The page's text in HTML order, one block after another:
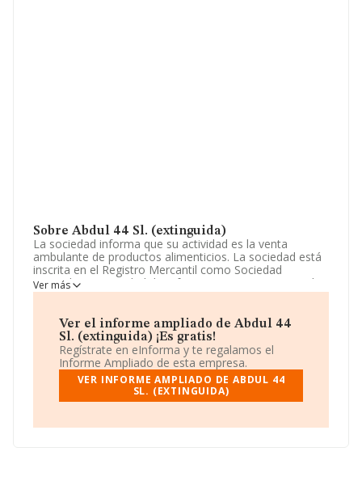
Sobre Abdul 44 Sl. (extinguida)
La sociedad informa que su actividad es la venta
ambulante de productos alimenticios. La sociedad está
inscrita en el Registro Mercantil como Sociedad
Limitada. La actividad de referencia CNAE corresponde
a 'Comercio al por menor en establecimientos no
alimenticios, bebidas y tabaco', cuyo Código es 4711.
No realiza actividad de importación y/o exportación.
La empresaAbdul 44 S.L. (extinguida)
B13818158, está situada en Calle Ángel Guimera núm.
112 114 Bj 2, (17190), Salt, provincia de Girona,
Cataluña.
En relación con el sector y disponiendo de los datos de
Ver más
Ver el informe ampliado de Abdul 44
Sl. (extinguida) ¡Es gratis!
Regístrate en eInforma y te regalamos el
Informe Ampliado de esta empresa.
VER INFORME AMPLIADO DE ABDUL 44
SL. (EXTINGUIDA)